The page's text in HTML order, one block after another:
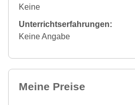
Keine
Unterrichtserfahrungen:
Keine Angabe
Meine Preise